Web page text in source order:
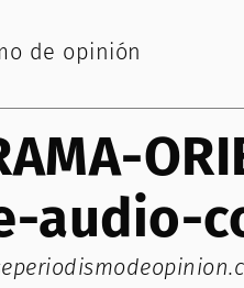
de opinión
audio-